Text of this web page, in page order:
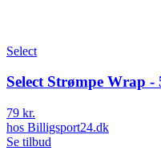
Select
Select Strømpe Wrap -
79 kr.
hos Billigsport24.dk
Se tilbud